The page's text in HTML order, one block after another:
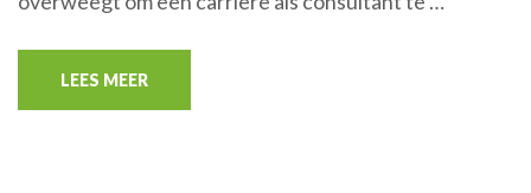
LEES MEER